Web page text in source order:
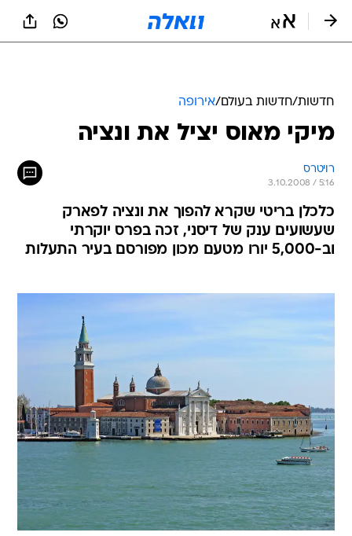
חדשות/חדשות בעולם/אירופה
מיקי מאוס יציל את ונציה
רויטרס
3.10.2008 / 5:16
כלכלן בריטי שקרא להפוך את ונציה לפארק
שעשועים ענק של דיסני, זכה בפרס יוקרתי
וב-5,000 יורו מטעם מכון מפורסם בעיר התעלות